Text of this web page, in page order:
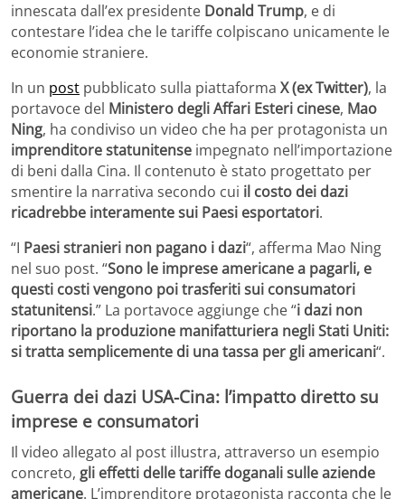
innescata dall’ex presidente Donald Trump, e di
contestare l’idea che le tariffe colpiscano unicamente le
economie straniere.
In un post pubblicato sulla piattaforma X (ex Twitter), la
portavoce del Ministero degli Affari Esteri cinese, Mao
Ning, ha condiviso un video che ha per protagonista un
imprenditore statunitense impegnato nell’importazione
di beni dalla Cina. Il contenuto è stato progettato per
smentire la narrativa secondo cui il costo dei dazi
ricadrebbe interamente sui Paesi esportatori.
“I Paesi stranieri non pagano i dazi“, afferma Mao Ning
nel suo post. “Sono le imprese americane a pagarli, e
questi costi vengono poi trasferiti sui consumatori
statunitensi.” La portavoce aggiunge che “i dazi non
riportano la produzione manifatturiera negli Stati Uniti:
si tratta semplicemente di una tassa per gli americani“.
Guerra dei dazi USA-Cina: l’impatto diretto su
imprese e consumatori
Il video allegato al post illustra, attraverso un esempio
concreto, gli effetti delle tariffe doganali sulle aziende
americane. L’imprenditore protagonista racconta che le